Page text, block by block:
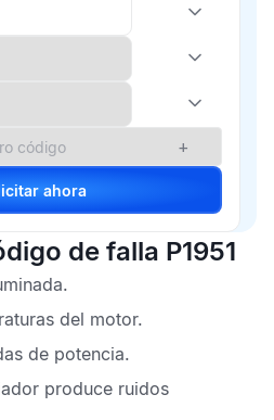
+
Solicitar ahora
de falla P1951
del motor.
de potencia.
produce ruidos